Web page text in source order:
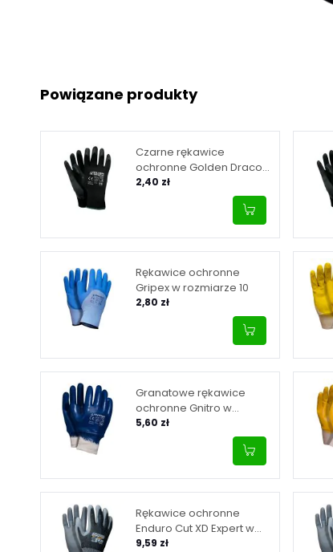
Powiązane produkty
Czarne rękawice
ochronne Golden Draco
Set B w rozmiarze 8
2,40 zł
Rękawice ochronne
Gripex w rozmiarze 10
2,80 zł
Granatowe rękawice
ochronne Gnitro w
rozmiarze 10
5,60 zł
Rękawice ochronne
Enduro Cut XD Expert w
rozmiarze 9
9,59 zł